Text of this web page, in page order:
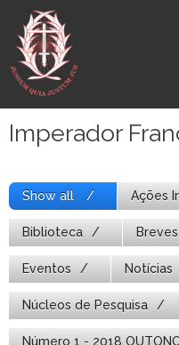
para
conteúdo
Imperador
Show all Ações
Biblioteca
Eventos Notícias
Núcleos de Pesquisa
Número 1 - 2018